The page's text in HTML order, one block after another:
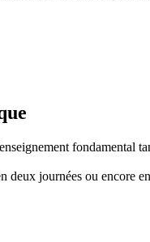
fondamental
deux journées ou encore